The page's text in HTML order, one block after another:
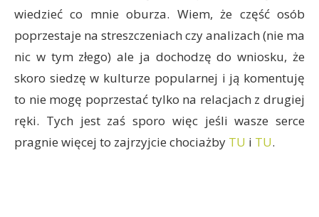
wiedzieć co mnie oburza. Wiem, że część osób
poprzestaje na streszczeniach czy analizach (nie ma
nic w tym złego) ale ja dochodzę do wniosku, że
skoro siedzę w kulturze popularnej i ją komentuję
to nie mogę poprzestać tylko na relacjach z drugiej
ręki. Tych jest zaś sporo więc jeśli wasze serce
pragnie więcej to zajrzyjcie chociażby TU i TU.